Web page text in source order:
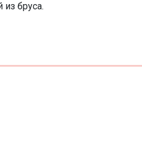
из бруса.